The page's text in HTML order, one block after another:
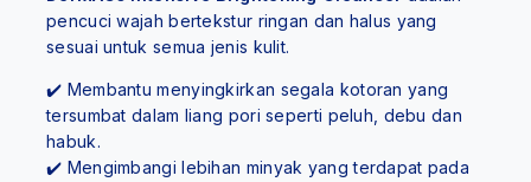
pencuci wajah bertekstur ringan dan halus yang
sesuai untuk semua jenis kulit.
✔️ Membantu menyingkirkan segala kotoran yang
tersumbat dalam liang pori seperti peluh, debu dan
habuk.
✔️ Mengimbangi lebihan minyak yang terdapat pada